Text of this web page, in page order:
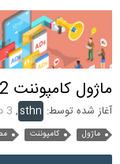
ماژول کامپوننت k2
آغاز شده توسط: sthn
, 3 دی 1398
ماژول کامپوننت